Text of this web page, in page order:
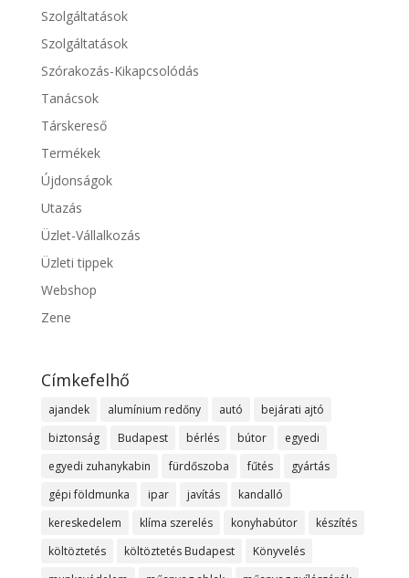
Szolgáltatások
Szolgáltatások
Szórakozás-Kikapcsolódás
Tanácsok
Társkereső
Termékek
Újdonságok
Utazás
Üzlet-Vállalkozás
Üzleti tippek
Webshop
Zene
Címkefelhő
ajandek alumínium redőny autó
bejárati ajtó
biztonság
Budapest bérlés bútor
egyedi
egyedi zuhanykabin
fürdőszoba fűtés
gyártás
gépi földmunka
ipar javítás
kandalló
kereskedelem
klíma szerelés konyhabútor
készítés
költöztetés
költöztetés Budapest
Könyvelés